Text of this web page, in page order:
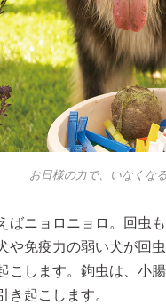
お日様の力で、いなく
ばニョロニョロ。回虫
や免疫力の弱い犬が回
こします。鉤虫は、小
き起こします。